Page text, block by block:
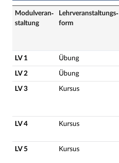
Modulveran­
staltung
Lehrveranstaltungs­
form
LV 1 Übung
LV 2 Übung
LV 3 Kursus
LV 4 Kursus
LV 5 Kursus